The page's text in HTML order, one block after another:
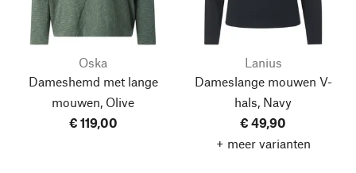
Oska
Dameshemd met lange
mouwen, Olive
€ 119,00
Lanius
Dameslange mouwen V-
hals, Navy
€ 49,90
+ meer varianten